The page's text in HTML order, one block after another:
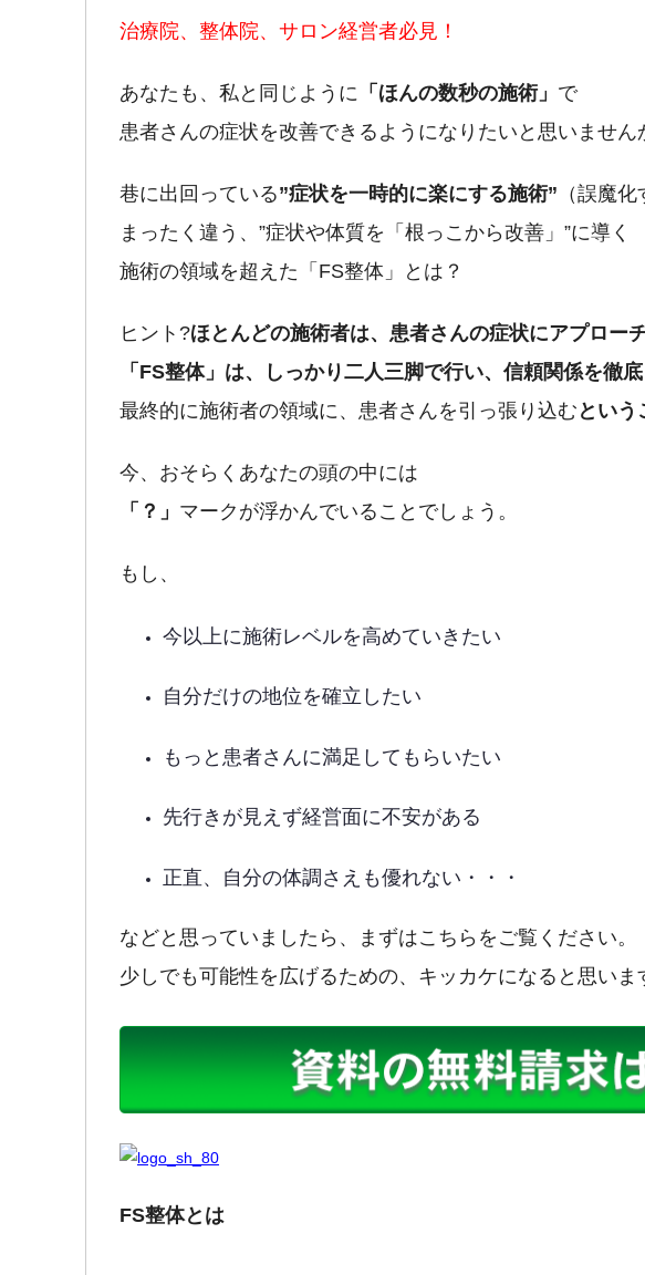
治療院、整体院、サロン経営者必見！
あなたも、私と同じように 「ほんの数秒の施術」 で
患者さんの症状を改善できるようになりたいと思いません
巷に出回っている”症状を一時的に楽にする施術” （誤魔
まったく違う、”症状や体質を「根っこから改善」”に導く
施術の領域を超えた「FS整体」とは？
ヒント ?ほとんどの施術者は、患者さんの症状にアプロー
「FS整体」は、しっかり二人三脚で行い、信頼関係を徹底
最終的に施術者の領域に、患者さんを引っ張り込む という
今、おそらくあなたの頭の中には
「？」 マークが浮かんでいることでしょう。
もし、
今以上に施術レベルを高めていきたい
自分だけの地位を確立したい
もっと患者さんに満足してもらいたい
先行きが見えず経営面に不安がある
正直、自分の体調さえも優れない・・・
などと思っていましたら、まずはこちらをご覧ください。
少しでも可能性を広げるための、キッカケになると思いま
FS整体とは